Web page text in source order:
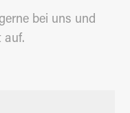
bei uns und
auf.